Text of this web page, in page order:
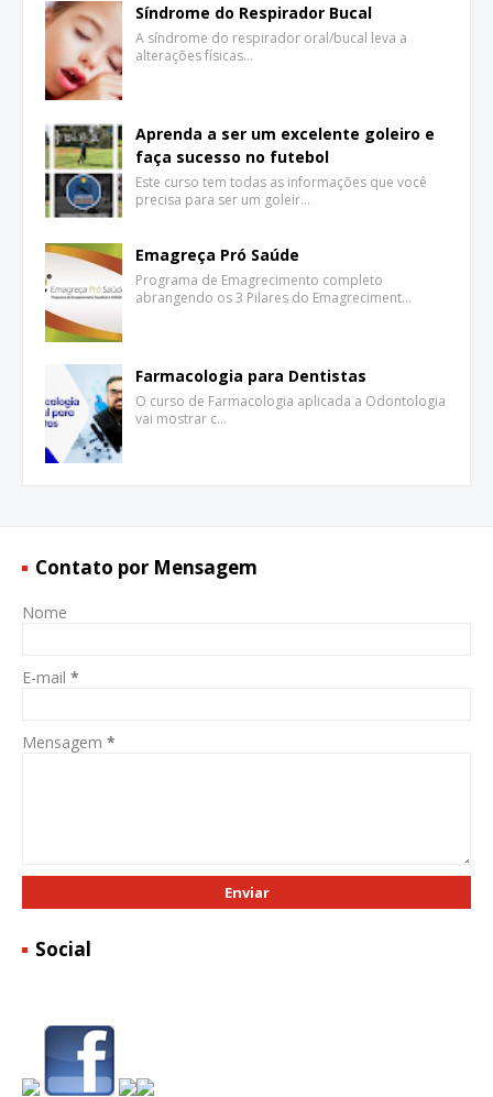
Síndrome do Respirador Bucal
A síndrome do respirador oral/bucal leva a
alterações físicas…
Aprenda a ser um excelente goleiro e
faça sucesso no futebol
Este curso tem todas as informações que você
precisa para ser um goleir…
Emagreça Pró Saúde
Programa de Emagrecimento completo
abrangendo os 3 Pilares do Emagreciment…
Farmacologia para Dentistas
O curso de Farmacologia aplicada a Odontologia
vai mostrar c…
Contato por Mensagem
Nome
E-mail *
Mensagem *
Social